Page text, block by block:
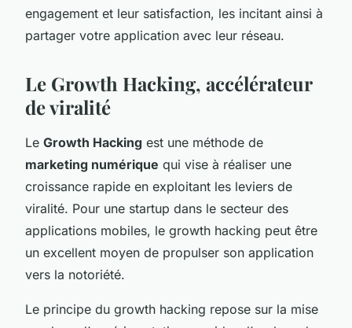
engagement et leur satisfaction, les incitant ainsi à
partager votre application avec leur réseau.
Le Growth Hacking, accélérateur
de viralité
Le Growth Hacking est une méthode de
marketing numérique qui vise à réaliser une
croissance rapide en exploitant les leviers de
viralité. Pour une startup dans le secteur des
applications mobiles, le growth hacking peut être
un excellent moyen de propulser son application
vers la notoriété.
Le principe du growth hacking repose sur la mise